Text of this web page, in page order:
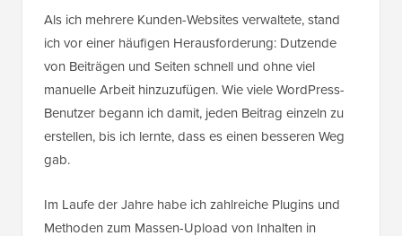
Als ich mehrere Kunden-Websites verwaltete, stand
ich vor einer häufigen Herausforderung: Dutzende
von Beiträgen und Seiten schnell und ohne viel
manuelle Arbeit hinzuzufügen. Wie viele WordPress-
Benutzer begann ich damit, jeden Beitrag einzeln zu
erstellen, bis ich lernte, dass es einen besseren Weg
gab.
Im Laufe der Jahre habe ich zahlreiche Plugins und
Methoden zum Massen-Upload von Inhalten in